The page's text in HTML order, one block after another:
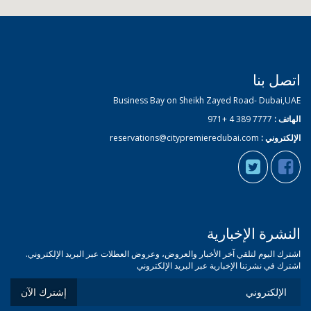
اتصل بنا
Business Bay on Sheikh Zayed Road- Dubai,UAE
الهاتف :
الإلكتروني : reservations@citypremieredubai.com
النشرة الإخبارية
اشترك اليوم لتلقي آخر الأخبار والعروض، وعروض العطلات عبر البريد الإلكتروني.
اشترك في نشرتنا الإخبارية عبر البريد الإلكتروني
إشترك الآن